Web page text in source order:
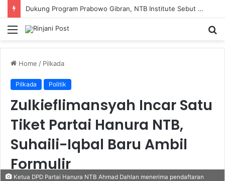
Dukung Program Prabowo Gibran, NTB Institute Sebut MBG dan Kopdes Solusi Percepatan Pembangunan Daerah 3T
Menu
Home / Pilkada
Pilkada Politik
Zulkieflimansyah Incar Satu
Tiket Partai Hanura NTB,
Suhaili-Iqbal Baru Ambil
Formulir
Ketua DPD Partai Hanura NTB Ahmad Dahlan menerima pendaftaran